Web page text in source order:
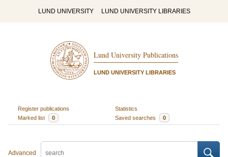
LUND UNIVERSITY LUND UNIVERSITY LIBRARIES
Lund University Publications
LUND UNIVERSITY LIBRARIES
Register publications
Statistics
Marked list
0 Saved searches 0
Advanced